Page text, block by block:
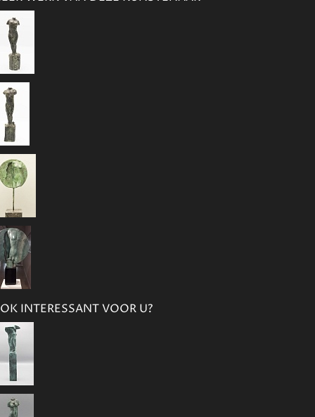
INTERESSANT VOOR U?